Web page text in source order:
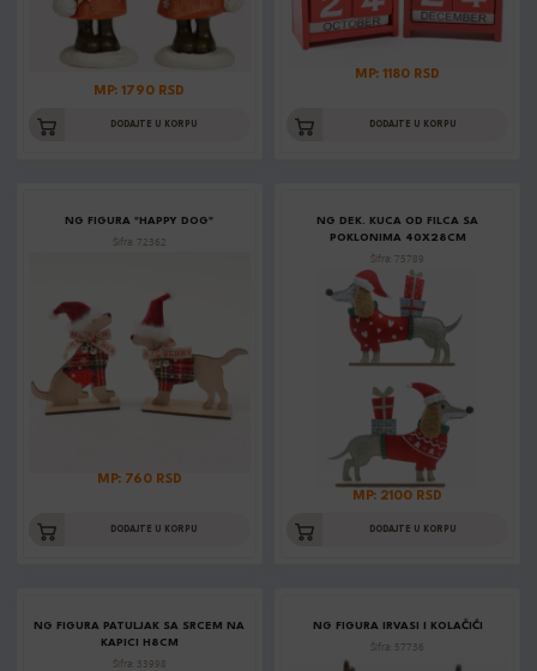
MP: 1790 RSD
DODAJTE U KORPU
MP: 1180 RSD
DODAJTE U KORPU
NG FIGURA "HAPPY DOG"
Šifra: 72362
MP: 760 RSD
DODAJTE U KORPU
NG DEK. KUCA OD FILCA SA
POKLONIMA 40X28CM
Šifra: 75789
MP: 2100 RSD
DODAJTE U KORPU
NG FIGURA PATULJAK SA SRCEM NA
KAPICI H8CM
Šifra: 33998
NG FIGURA IRVASI I KOLAČIĆI
Šifra: 57736